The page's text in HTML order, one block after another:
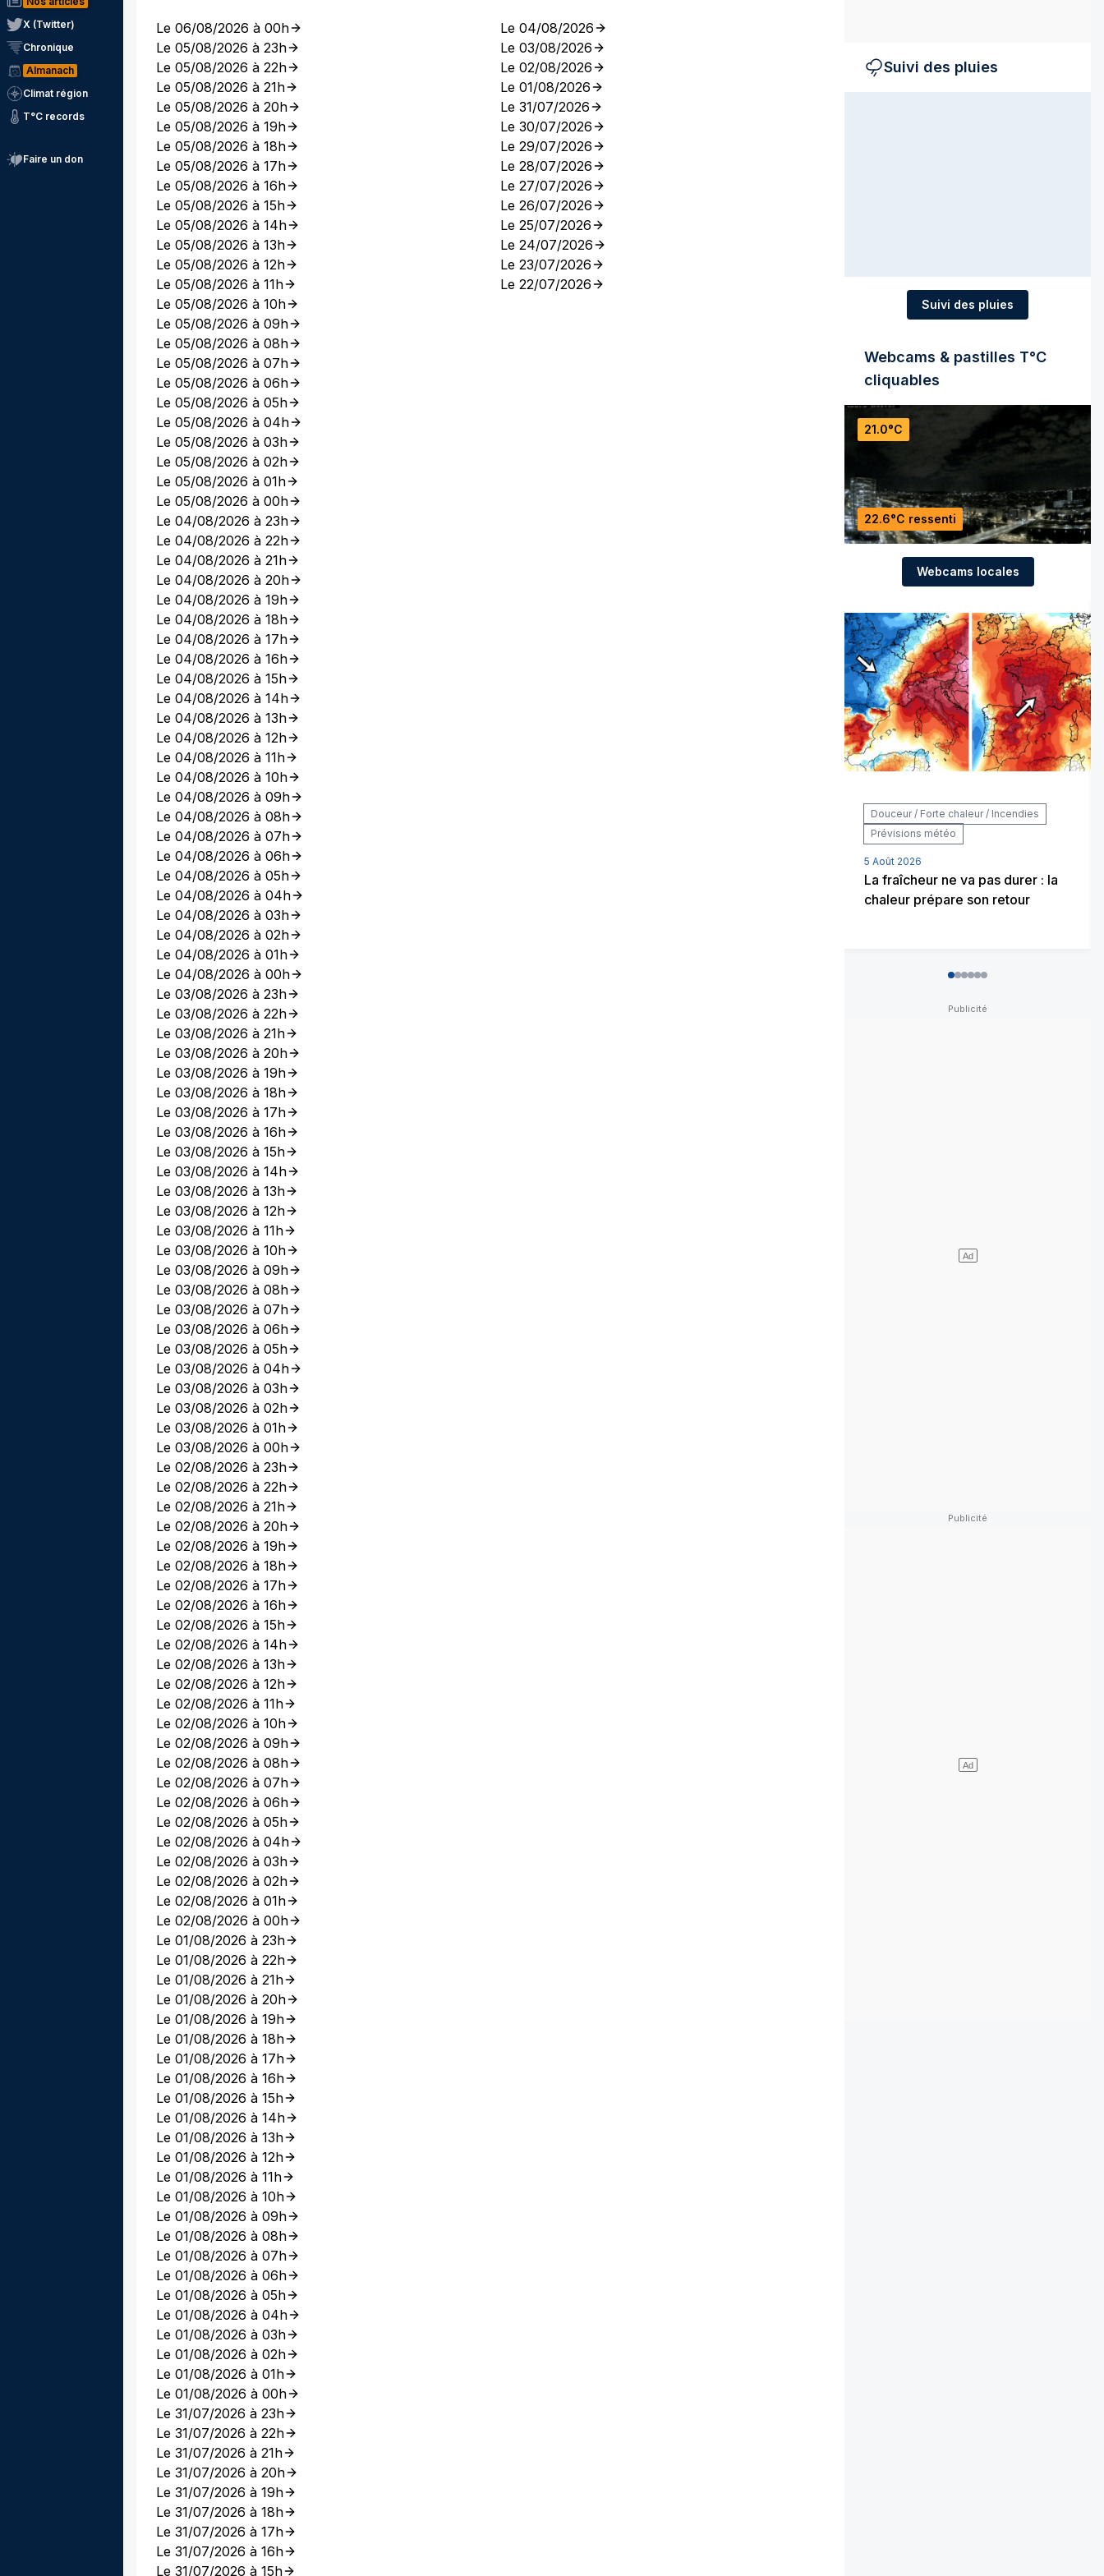
X (Twitter)
Chronique
Almanach
Climat région
T°C records
Faire un don
Le 06/08/2026 à 00h
Le 05/08/2026 à 23h
Le 05/08/2026 à 22h
Le 05/08/2026 à 21h
Le 05/08/2026 à 20h
Le 05/08/2026 à 19h
Le 05/08/2026 à 18h
Le 05/08/2026 à 17h
Le 05/08/2026 à 16h
Le 05/08/2026 à 15h
Le 05/08/2026 à 14h
Le 05/08/2026 à 13h
Le 05/08/2026 à 12h
Le 05/08/2026 à 11h
Le 05/08/2026 à 10h
Le 05/08/2026 à 09h
Le 05/08/2026 à 08h
Le 05/08/2026 à 07h
Le 05/08/2026 à 06h
Le 05/08/2026 à 05h
Le 05/08/2026 à 04h
Le 05/08/2026 à 03h
Le 05/08/2026 à 02h
Le 05/08/2026 à 01h
Le 05/08/2026 à 00h
Le 04/08/2026 à 23h
Le 04/08/2026 à 22h
Le 04/08/2026 à 21h
Le 04/08/2026 à 20h
Le 04/08/2026 à 19h
Le 04/08/2026 à 18h
Le 04/08/2026 à 17h
Le 04/08/2026 à 16h
Le 04/08/2026 à 15h
Le 04/08/2026 à 14h
Le 04/08/2026 à 13h
Le 04/08/2026 à 12h
Le 04/08/2026 à 11h
Le 04/08/2026 à 10h
Le 04/08/2026 à 09h
Le 04/08/2026 à 08h
Le 04/08/2026 à 07h
Le 04/08/2026 à 06h
Le 04/08/2026 à 05h
Le 04/08/2026 à 04h
Le 04/08/2026 à 03h
Le 04/08/2026 à 02h
Le 04/08/2026 à 01h
Le 04/08/2026 à 00h
Le 03/08/2026 à 23h
Le 03/08/2026 à 22h
Le 03/08/2026 à 21h
Le 03/08/2026 à 20h
Le 03/08/2026 à 19h
Le 03/08/2026 à 18h
Le 03/08/2026 à 17h
Le 03/08/2026 à 16h
Le 03/08/2026 à 15h
Le 03/08/2026 à 14h
Le 03/08/2026 à 13h
Le 03/08/2026 à 12h
Le 03/08/2026 à 11h
Le 03/08/2026 à 10h
Le 03/08/2026 à 09h
Le 03/08/2026 à 08h
Le 03/08/2026 à 07h
Le 03/08/2026 à 06h
Le 03/08/2026 à 05h
Le 03/08/2026 à 04h
Le 03/08/2026 à 03h
Le 03/08/2026 à 02h
Le 03/08/2026 à 01h
Le 03/08/2026 à 00h
Le 02/08/2026 à 23h
Le 02/08/2026 à 22h
Le 02/08/2026 à 21h
Le 02/08/2026 à 20h
Le 02/08/2026 à 19h
Le 02/08/2026 à 18h
Le 02/08/2026 à 17h
Le 02/08/2026 à 16h
Le 02/08/2026 à 15h
Le 02/08/2026 à 14h
Le 02/08/2026 à 13h
Le 02/08/2026 à 12h
Le 02/08/2026 à 11h
Le 02/08/2026 à 10h
Le 02/08/2026 à 09h
Le 02/08/2026 à 08h
Le 02/08/2026 à 07h
Le 02/08/2026 à 06h
Le 02/08/2026 à 05h
Le 02/08/2026 à 04h
Le 02/08/2026 à 03h
Le 02/08/2026 à 02h
Le 02/08/2026 à 01h
Le 02/08/2026 à 00h
Le 01/08/2026 à 23h
Le 01/08/2026 à 22h
Le 01/08/2026 à 21h
Le 01/08/2026 à 20h
Le 01/08/2026 à 19h
Le 01/08/2026 à 18h
Le 01/08/2026 à 17h
Le 01/08/2026 à 16h
Le 01/08/2026 à 15h
Le 01/08/2026 à 14h
Le 01/08/2026 à 13h
Le 01/08/2026 à 12h
Le 01/08/2026 à 11h
Le 01/08/2026 à 10h
Le 01/08/2026 à 09h
Le 01/08/2026 à 08h
Le 01/08/2026 à 07h
Le 01/08/2026 à 06h
Le 01/08/2026 à 05h
Le 01/08/2026 à 04h
Le 01/08/2026 à 03h
Le 01/08/2026 à 02h
Le 01/08/2026 à 01h
Le 01/08/2026 à 00h
Le 31/07/2026 à 23h
Le 31/07/2026 à 22h
Le 31/07/2026 à 21h
Le 31/07/2026 à 20h
Le 31/07/2026 à 19h
Le 31/07/2026 à 18h
Le 31/07/2026 à 17h
Le 31/07/2026 à 16h
Le 31/07/2026 à 15h
Le 04/08/2026
Le 03/08/2026
Le 02/08/2026
Le 01/08/2026
Le 31/07/2026
Le 30/07/2026
Le 29/07/2026
Le 28/07/2026
Le 27/07/2026
Le 26/07/2026
Le 25/07/2026
Le 24/07/2026
Le 23/07/2026
Le 22/07/2026
Suivi des pluies
Suivi des pluies
Webcams & pastilles T°C
cliquables
21.0°C
22.6°C ressenti
Webcams locales
Douceur / Forte chaleur / Incendies
Prévisions météo
5 Août 2026
La fraîcheur ne va pas durer : la
chaleur prépare son retour
012345